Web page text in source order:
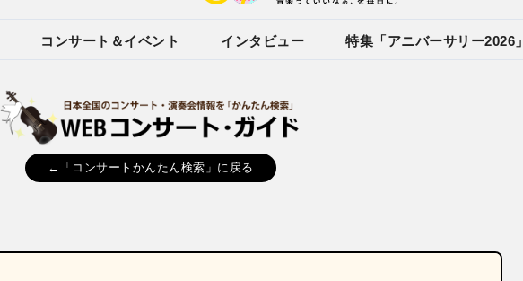
コンサート＆イベント インタビュー 特集「アニバーサリー2026」
←「コンサートかんたん検索」に戻る